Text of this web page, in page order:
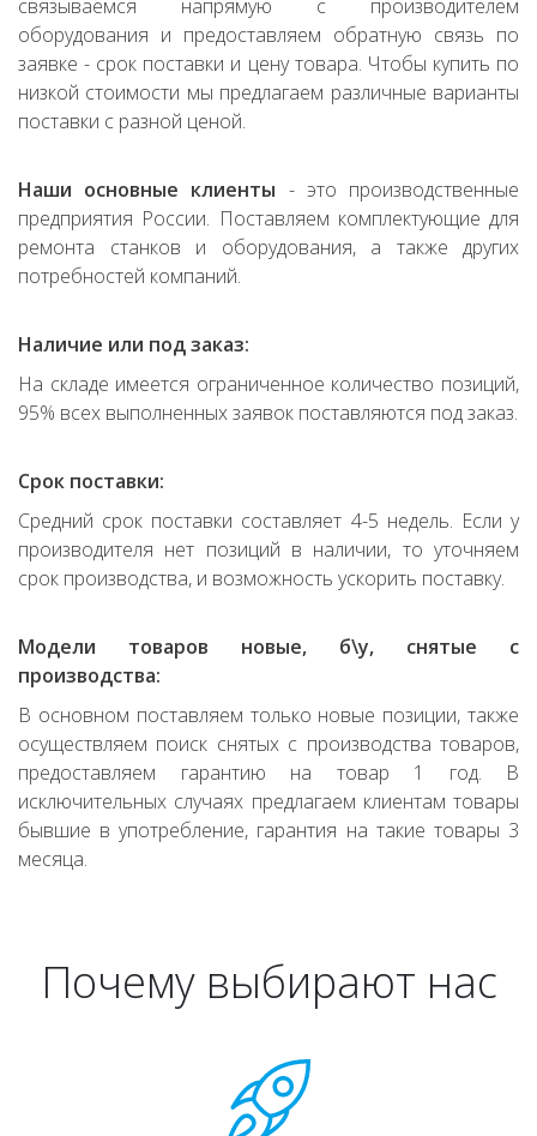
связываемся напрямую с производителем
оборудования и предоставляем обратную связь по
заявке - срок поставки и цену товара. Чтобы купить по
низкой стоимости мы предлагаем различные варианты
поставки с разной ценой.
Наши основные клиенты - это производственные
предприятия России. Поставляем комплектующие для
ремонта станков и оборудования, а также других
потребностей компаний.
Наличие или под заказ:
На складе имеется ограниченное количество позиций,
95% всех выполненных заявок поставляются под заказ.
Срок поставки:
Средний срок поставки составляет 4-5 недель. Если у
производителя нет позиций в наличии, то уточняем
срок производства, и возможность ускорить поставку.
Модели товаров новые, б\у, снятые с
производства:
В основном поставляем только новые позиции, также
осуществляем поиск снятых с производства товаров,
предоставляем гарантию на товар 1 год. В
исключительных случаях предлагаем клиентам товары
бывшие в употребление, гарантия на такие товары 3
месяца.
Почему выбирают нас